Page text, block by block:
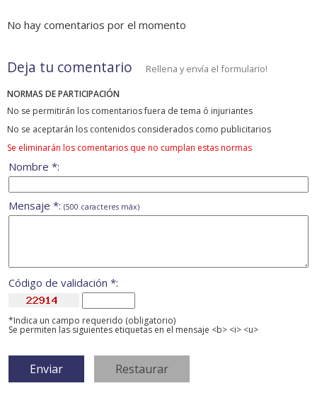
No hay comentarios por el momento
Deja tu comentario Rellena y envía el formulario!
NORMAS DE PARTICIPACIÓN
No se permitirán los comentarios fuera de tema ó injuriantes
No se aceptarán los contenidos considerados como publicitarios
Se eliminarán los comentarios que no cumplan estas normas
Nombre *:
Mensaje *: (500 caracteres máx)
Código de validación *:
*Indica un campo requerido (obligatorio)
Se permiten las siguientes etiquetas en el mensaje <b> <i> <u>